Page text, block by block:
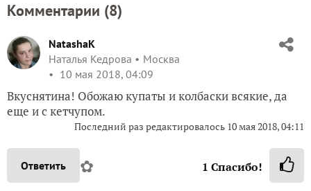
Комментарии (8)
NatashaK
Наталья Кедрова
Москва
10 мая 2018, 04:09
Вкуснятина! Обожаю купаты и колбаски всякие, да
еще и с кетчупом.
Последний раз редактировалось 10 мая 2018, 04:11
Ответить ✿ 1 Спасибо!